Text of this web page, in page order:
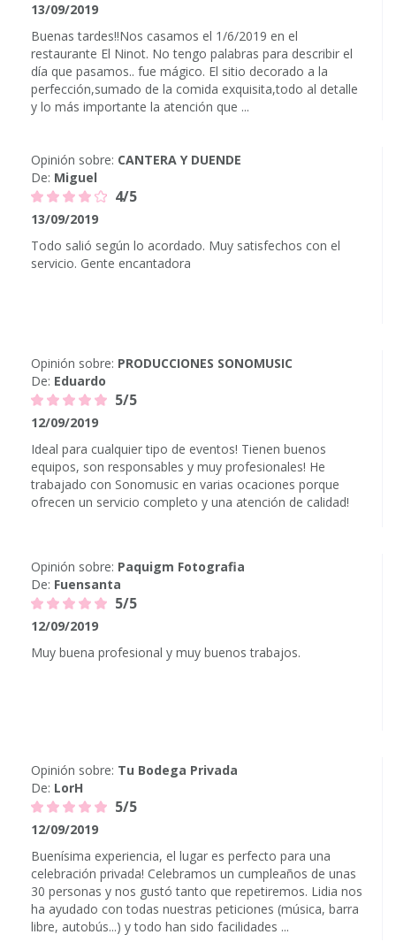
13/09/2019
Buenas tardes!!Nos casamos el 1/6/2019 en el
restaurante El Ninot. No tengo palabras para describir el
día que pasamos.. fue mágico. El sitio decorado a la
perfección,sumado de la comida exquisita,todo al detalle
y lo más importante la atención que ...
Opinión sobre: CANTERA Y DUENDE
De: Miguel
4/5
13/09/2019
Todo salió según lo acordado. Muy satisfechos con el
servicio. Gente encantadora
Opinión sobre: PRODUCCIONES SONOMUSIC
De: Eduardo
5/5
12/09/2019
Ideal para cualquier tipo de eventos! Tienen buenos
equipos, son responsables y muy profesionales! He
trabajado con Sonomusic en varias ocaciones porque
ofrecen un servicio completo y una atención de calidad!
Opinión sobre: Paquigm Fotografia
De: Fuensanta
5/5
12/09/2019
Muy buena profesional y muy buenos trabajos.
Opinión sobre: Tu Bodega Privada
De: LorH
5/5
12/09/2019
Buenísima experiencia, el lugar es perfecto para una
celebración privada! Celebramos un cumpleaños de unas
30 personas y nos gustó tanto que repetiremos. Lidia nos
ha ayudado con todas nuestras peticiones (música, barra
libre, autobús...) y todo han sido facilidades ...